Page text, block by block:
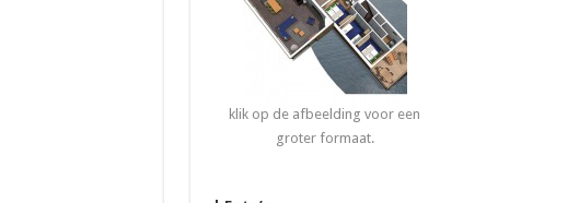
klik op de afbeelding voor een
groter formaat.